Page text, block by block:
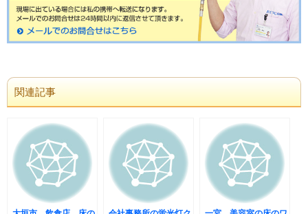
関連記事